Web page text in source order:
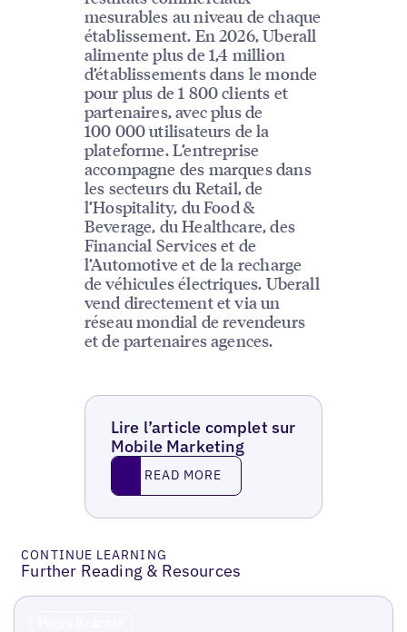
mesurables au niveau de chaque
établissement. En 2026, Uberall
alimente plus de 1,4 million
d’établissements dans le monde
pour plus de 1 800 clients et
partenaires, avec plus de
100 000 utilisateurs de la
plateforme. L’entreprise
accompagne des marques dans
les secteurs du Retail, de
l’Hospitality, du Food &
Beverage, du Healthcare, des
Financial Services et de
l’Automotive et de la recharge
de véhicules électriques. Uberall
vend directement et via un
réseau mondial de revendeurs
et de partenaires agences.
Lire l’article complet sur
Mobile Marketing
Read More
READ MORE
CONTINUE LEARNING
Further Reading & Resources